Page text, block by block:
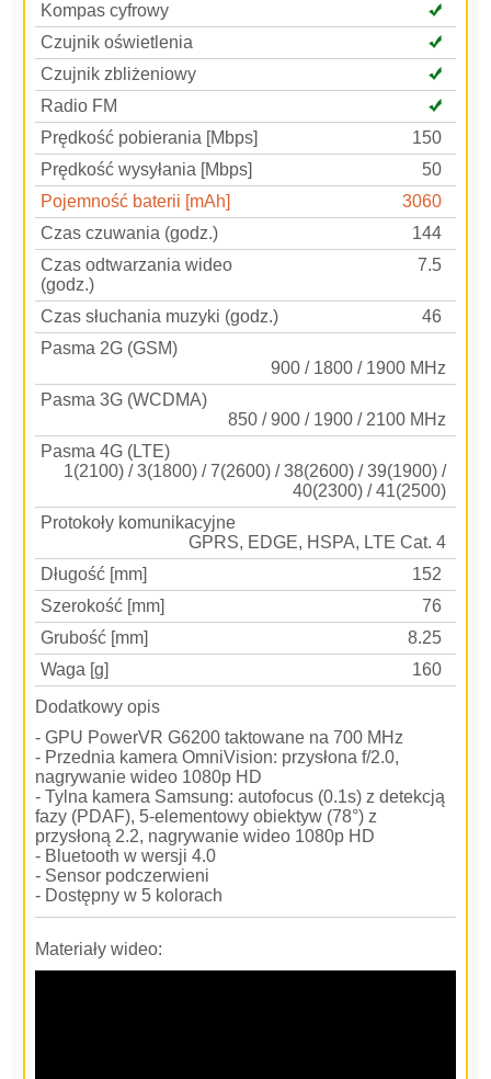
Kompas cyfrowy
Czujnik oświetlenia
Czujnik zbliżeniowy
Radio FM
Prędkość pobierania [Mbps]
150
Prędkość wysyłania [Mbps]
50
Pojemność baterii [mAh]
3060
Czas czuwania (godz.)
144
Czas odtwarzania wideo
(godz.)
7.5
Czas słuchania muzyki (godz.)
46
Pasma 2G (GSM)
900 / 1800 / 1900 MHz
Pasma 3G (WCDMA)
850 / 900 / 1900 / 2100 MHz
Pasma 4G (LTE)
1(2100) / 3(1800) / 7(2600) / 38(2600) / 39(1900) /
40(2300) / 41(2500)
Protokoły komunikacyjne
GPRS, EDGE, HSPA, LTE Cat. 4
Długość [mm]
152
Szerokość [mm]
76
Grubość [mm]
8.25
Waga [g]
160
Dodatkowy opis
- GPU PowerVR G6200 taktowane na 700 MHz
- Przednia kamera OmniVision: przysłona f/2.0,
nagrywanie wideo 1080p HD
- Tylna kamera Samsung: autofocus (0.1s) z detekcją
fazy (PDAF), 5-elementowy obiektyw (78°) z
przysłoną 2.2, nagrywanie wideo 1080p HD
- Bluetooth w wersji 4.0
- Sensor podczerwieni
- Dostępny w 5 kolorach
Materiały wideo: